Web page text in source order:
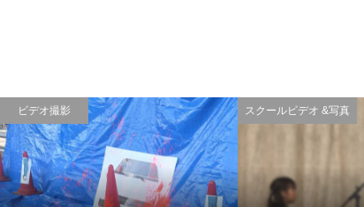
ビデオ撮影 スクールビデオ &写真